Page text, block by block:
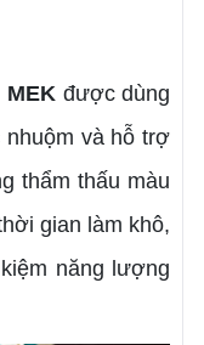
được dùng
nhuộm và hỗ trợ
thẩm thấu màu
gian làm khô,
năng lượng